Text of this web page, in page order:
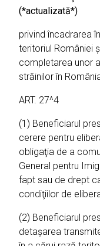
(*actualizată*)
privind încadrarea
teritoriul României
completarea unor
străinilor în
ART. 27^4
(1) Beneficiarul
cerere pentru
obligaţia de a
General pentru
fapt sau de drept
condiţiilor de
(2) Beneficiarul
detaşarea